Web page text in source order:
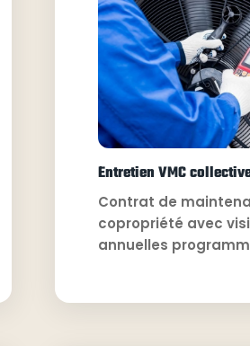
Entretien VMC
Contrat de
copropriété avec
annuelles